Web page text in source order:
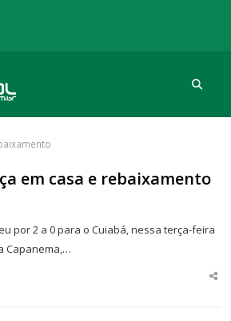
as melhores coberturas
em casa e rebaixamento
por 2 a 0 para o Cuiabá, nessa terça-feira
Capanema,…